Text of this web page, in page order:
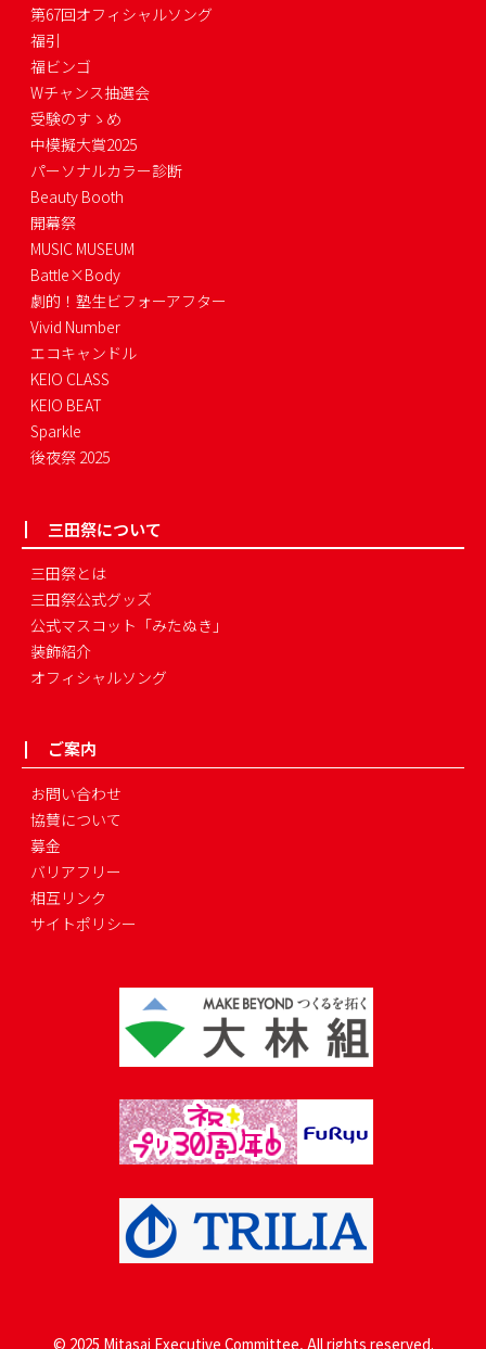
第67回オフィシャルソング
福引
福ビンゴ
Wチャンス抽選会
受験のすゝめ
中模擬大賞2025
パーソナルカラー診断
Beauty Booth
開幕祭
MUSIC MUSEUM
Battle×Body
劇的！塾生ビフォーアフター
Vivid Number
エコキャンドル
KEIO CLASS
KEIO BEAT
Sparkle
後夜祭 2025
三田祭について
三田祭とは
三田祭公式グッズ
公式マスコット「みたぬき」
装飾紹介
オフィシャルソング
ご案内
お問い合わせ
協賛について
募金
バリアフリー
相互リンク
サイトポリシー
© 2025 Mitasai Executive Committee, All rights reserved.